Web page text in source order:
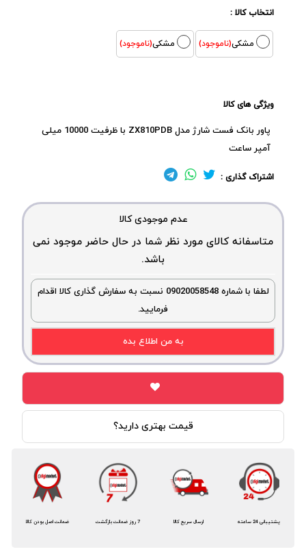
انتخاب کالا :
مشکی(ناموجود) مشکی(ناموجود)
ویژگی های کالا
پاور بانک فست شارژ مدل ZX810PDB با ظرفیت 10000 میلی
آمپر ساعت
اشتراک گذاری :
عدم موجودی کالا
متاسفانه کالای مورد نظر شما در حال حاضر موجود نمی
باشد.
لطفا با شماره 09020058548 نسبت به سفارش گذاری کالا اقدام
فرمایید.
به من اطلاع بده
قیمت بهتری دارید؟
ضمانت اصل بودن کالا 7 روز ضمانت بازگشت ارسال سریع کالا پشتیبانی 24 ساعته